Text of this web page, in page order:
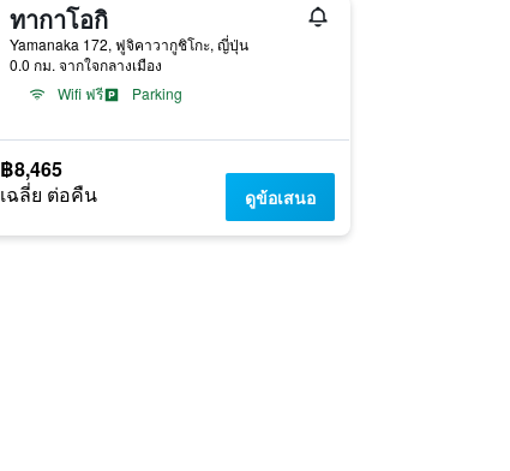
ทากาโอกิ
Yamanaka 172, ฟูจิคาวากูชิโกะ, ญี่ปุ่น
0.0 กม. จากใจกลางเมือง
Wifi ฟรี
Parking
฿8,465
เฉลี่ย ต่อคืน ดูข้อเสนอ